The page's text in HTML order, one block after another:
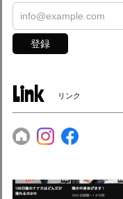
登録
Link リンク